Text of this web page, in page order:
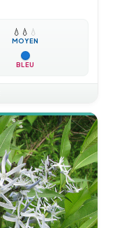
💧 💧 💧
MOYEN
BLEU